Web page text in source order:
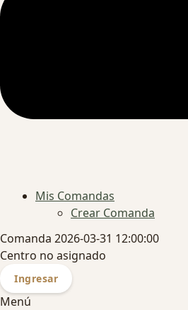
Mis Comandas
Crear Comanda
Comanda 2026-03-31 12:00:00
Centro no asignado
Ingresar
Menú